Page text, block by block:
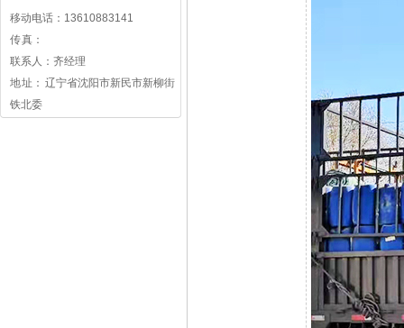
移动电话：13610883141
传 真：
联系人：齐经理
地 址： 辽宁省沈阳市新民市新柳街
铁北委